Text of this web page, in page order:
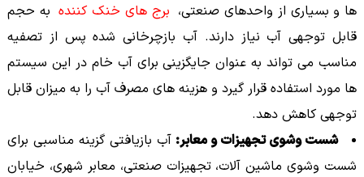
ها و بسیاری از واحدهای صنعتی، برج های خنک کننده به حجم
قابل توجهی آب نیاز دارند. آب بازچرخانی شده پس از تصفیه
مناسب می تواند به عنوان جایگزینی برای آب خام در این سیستم
ها مورد استفاده قرار گیرد و هزینه های مصرف آب را به میزان قابل
توجهی کاهش دهد.
شست وشوی تجهیزات و معابر: آب بازیافتی گزینه مناسبی برای
شست وشوی ماشین آلات، تجهیزات صنعتی، معابر شهری، خیابان